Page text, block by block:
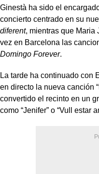
Ginestà ha sido el
concierto centrado en su
diferent, mientras que Maria
vez en Barcelona las
Domingo Forever.
La tarde ha continuado con
en directo la nueva canción
convertido el recinto en un
como “Jenifer” o “Vull estar